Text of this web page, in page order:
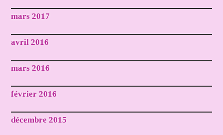
mars 2017
avril 2016
mars 2016
février 2016
décembre 2015